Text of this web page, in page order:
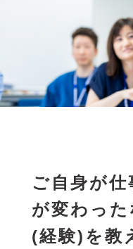
ご自身が
が変わった
(経験)を教